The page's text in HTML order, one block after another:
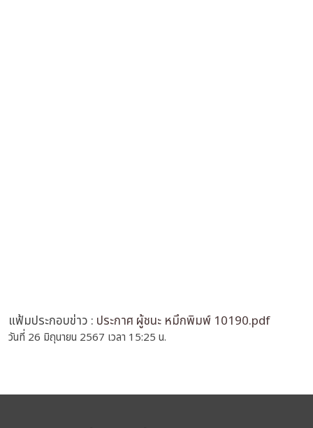
แฟ้มประกอบข่าว : ประกาศ ผู้ชนะ หมึกพิมพ์ 10190.pdf
วันที่ 26 มิถุนายน 2567 เวลา 15:25 น.